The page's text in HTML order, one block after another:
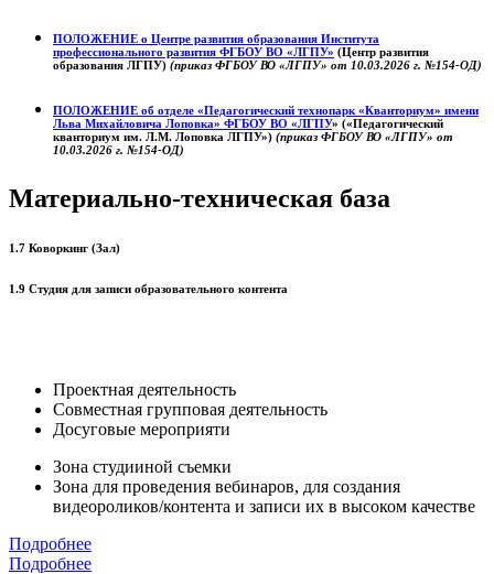
ПОЛОЖЕНИЕ о Центре развития образования Института
профессионального развития ФГБОУ ВО «ЛГПУ» (Центр развития
образования ЛГПУ) (приказ ФГБОУ ВО «ЛГПУ» от 10.03.2026 г. №154-ОД)
ПОЛОЖЕНИЕ об отделе «Педагогический технопарк «Кванториум» имени
Льва Михайловича Лоповка» ФГБОУ ВО «ЛГПУ» («Педагогический
кванториум им. Л.М. Лоповка ЛГПУ») (приказ ФГБОУ ВО «ЛГПУ» от
10.03.2026 г. №154-ОД)
Материально-техническая база
1.7 Коворкинг (Зал)
1.9 Студия для записи образовательного контента
Проектная деятельность
Совместная групповая деятельность
Досуговые мероприяти
Зона студииной съемки
Зона для проведения вебинаров, для создания
видеороликов/контента и записи их в высоком качестве
Подробнее
Подробнее